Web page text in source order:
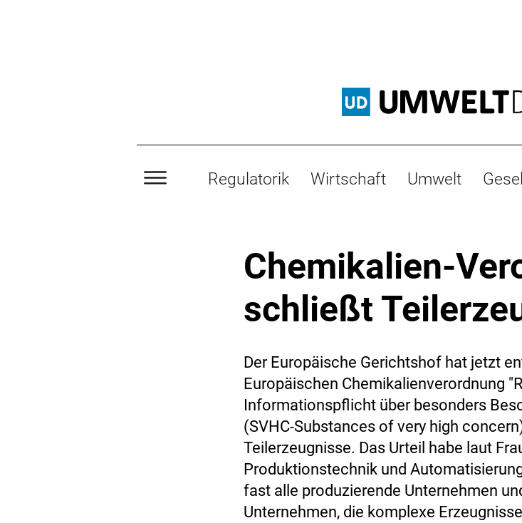
Regulatorik Wirtschaft Umwelt
Chemikalien-
schließt
Der Europäische Gerichtshof hat jetzt
Europäischen Chemikalienverordnung
Informationspflicht über besonders
(SVHC-Substances of very high
Teilerzeugnisse. Das Urteil habe laut
Produktionstechnik und
fast alle produzierende Unternehmen
Unternehmen, die komplexe